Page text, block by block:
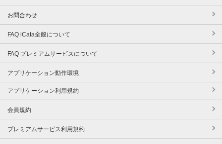
お問合わせ
FAQ iCata全般について
FAQ プレミアムサービスについて
アプリケーション動作環境
アプリケーション利用規約
会員規約
プレミアムサービス利用規約